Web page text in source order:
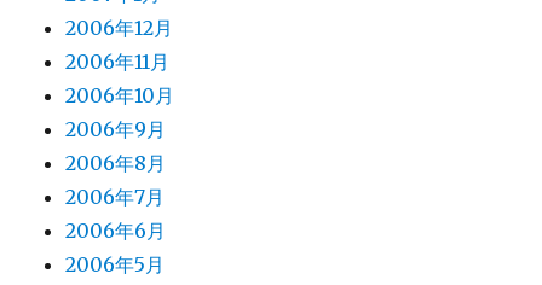
2006年12月
2006年11月
2006年10月
2006年9月
2006年8月
2006年7月
2006年6月
2006年5月